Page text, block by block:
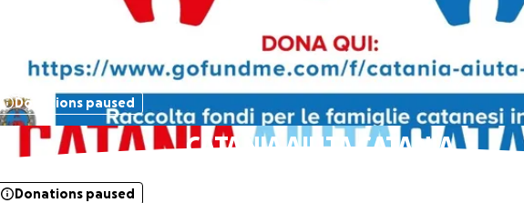
Donations paused
CATANIA AIUTA CATANIA
Donations paused